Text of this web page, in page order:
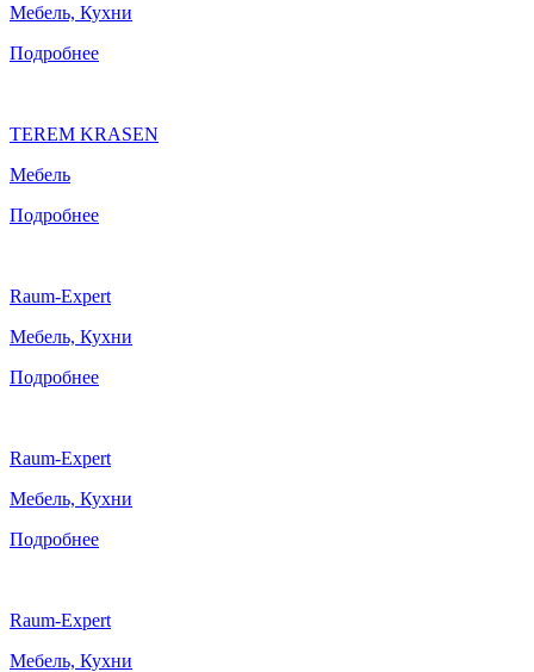
Мебель, Кухни
Подробнее
TEREM KRASEN
Мебель
Подробнее
Raum-Expert
Мебель, Кухни
Подробнее
Raum-Expert
Мебель, Кухни
Подробнее
Raum-Expert
Мебель, Кухни